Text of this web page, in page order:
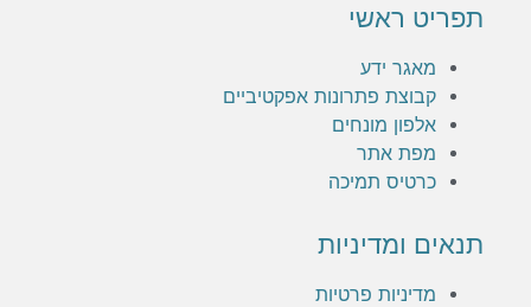
תפריט ראשי
מאגר ידע
קבוצת פתרונות אפקטיביים
אלפון מונחים
מפת אתר
כרטיס תמיכה
תנאים ומדיניות
מדיניות פרטיות